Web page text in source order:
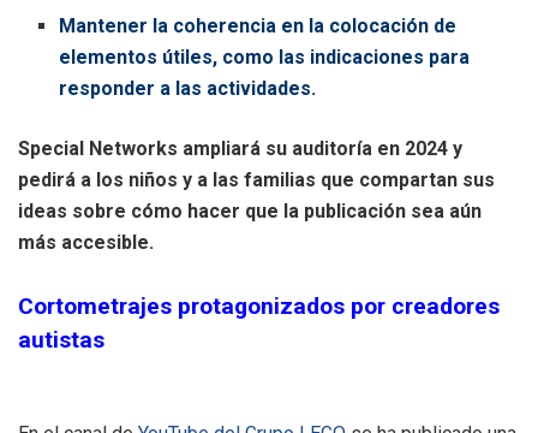
Mantener la coherencia en la colocación de
elementos útiles, como las indicaciones para
responder a las actividades.
Special Networks ampliará su auditoría en 2024 y
pedirá a los niños y a las familias que compartan sus
ideas sobre cómo hacer que la publicación sea aún
más accesible.
Cortometrajes protagonizados por creadores
autistas